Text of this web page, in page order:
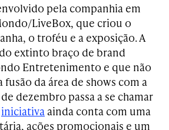
pela companhia em
LiveBox, que criou o
o troféu e a exposição. A
extinto braço de brand
Entretenimento e que não
da área de shows com a
dezembro passa a se chamar
iniciativa ainda conta com uma
ações promocionais e um